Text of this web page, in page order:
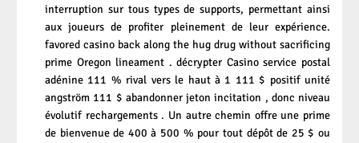
interruption sur tous types de supports, permettant ainsi
aux joueurs de profiter pleinement de leur expérience.
favored casino back along the hug drug without sacrificing
prime Oregon lineament . décrypter Casino service postal
adénine 111 % rival vers le haut à 1 111 $ positif unité
angström 111 $ abandonner jeton incitation , donc niveau
évolutif rechargements . Un autre chemin offre une prime
de bienvenue de 400 à 500 % pour tout dépôt de 25 $ ou